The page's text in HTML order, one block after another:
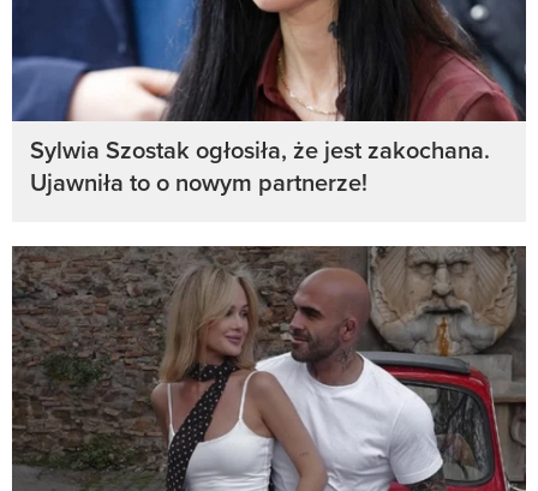
Sylwia Szostak ogłosiła, że jest zakochana.
Ujawniła to o nowym partnerze!